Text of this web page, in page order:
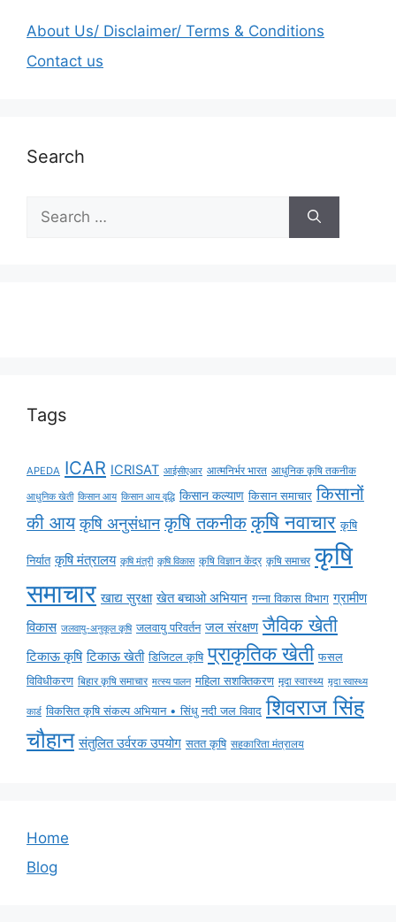
About Us/ Disclaimer/ Terms & Conditions
Contact us
Search
Tags
APEDA ICAR ICRISAT आईसीएआर आत्मनिर्भर भारत आधुनिक कृषि तकनीक
आधुनिक खेती किसान आय किसान आय वृद्धि किसान कल्याण किसान समाचार किसानों
की आय कृषि अनुसंधान कृषि तकनीक कृषि नवाचार कृषि
निर्यात कृषि मंत्रालय कृषि मंत्री कृषि विकास कृषि विज्ञान केंद्र कृषि समाचर कृषि
समाचार खाद्य सुरक्षा खेत बचाओ अभियान गन्ना विकास विभाग ग्रामीण
विकास जलवायु-अनुकूल कृषि जलवायु परिवर्तन जल संरक्षण जैविक खेती
टिकाऊ कृषि टिकाऊ खेती डिजिटल कृषि प्राकृतिक खेती फसल
विविधीकरण बिहार कृषि समाचार मत्स्य पालन महिला सशक्तिकरण मृदा स्वास्थ्य मृदा स्वास्थ्य
कार्ड विकसित कृषि संकल्प अभियान • सिंधु नदी जल विवाद शिवराज सिंह
चौहान संतुलित उर्वरक उपयोग सतत कृषि सहकारिता मंत्रालय
Home
Blog